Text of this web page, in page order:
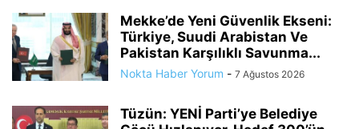
Mekke’de Yeni Güvenlik Ekseni:
Türkiye, Suudi Arabistan Ve
Pakistan Karşılıklı Savunma...
Nokta Haber Yorum - 7 Ağustos 2026
Tüzün: YENİ Parti’ye Belediye